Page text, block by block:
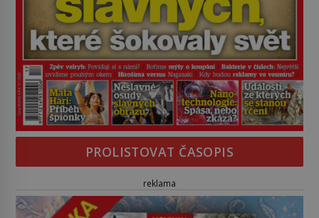
PROLISTOVAT ČASOPIS
reklama